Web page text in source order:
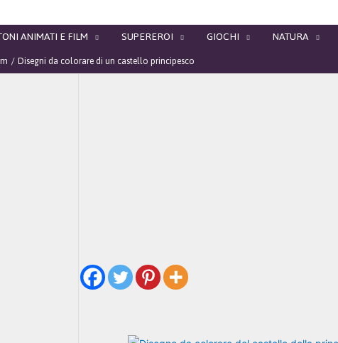
ANIMATI E FILM SUPEREROI GIOCHI NATURA
Disegni da colorare di un castello principesco